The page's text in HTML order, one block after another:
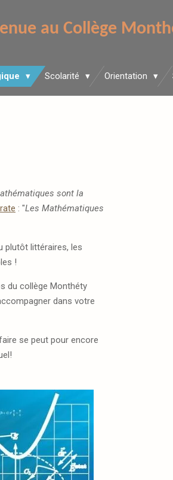
au Collège
Scolarité Orientation
sont la
: "Les Mathématiques
plutôt littéraires, les
!
du collège Monthéty
dans votre
se peut pour encore